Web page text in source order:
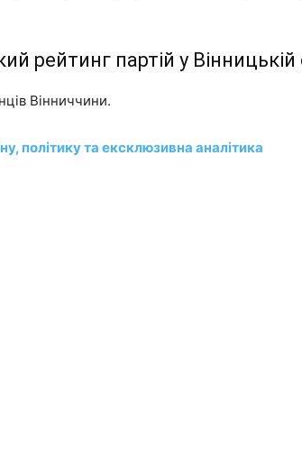
рейтинг партій у Вінницькій
Вінниччини.
політику та ексклюзивна аналітика